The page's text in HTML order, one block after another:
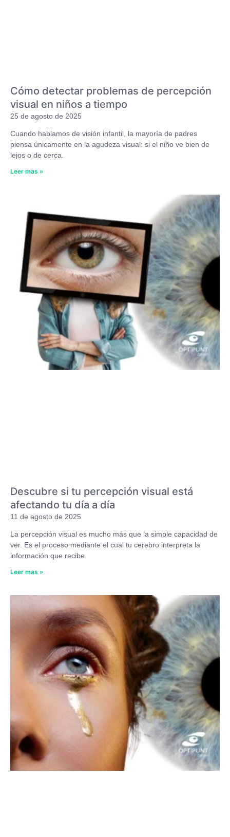
Cómo detectar problemas de percepción
visual en niños a tiempo
25 de agosto de 2025
Cuando hablamos de visión infantil, la mayoría de padres
piensa únicamente en la agudeza visual: si el niño ve bien de
lejos o de cerca.
Leer mas »
Descubre si tu percepción visual está
afectando tu día a día
11 de agosto de 2025
La percepción visual es mucho más que la simple capacidad de
ver. Es el proceso mediante el cual tu cerebro interpreta la
información que recibe
Leer mas »